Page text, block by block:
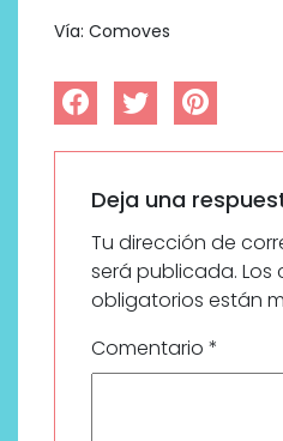
Vía: Comoves
Deja una
Tu dirección de
será publicada. Los
obligatorios están
Comentario *